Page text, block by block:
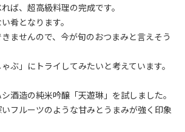
ば、超高級料理の完成です。
肴となります。
ませんので、今が旬のおつまみと言えそう
ぶ」にトライしてみたいと考えています。
酒造の純米吟醸「天遊琳」を試しました。
フルーツのような甘みとうまみが強く印象